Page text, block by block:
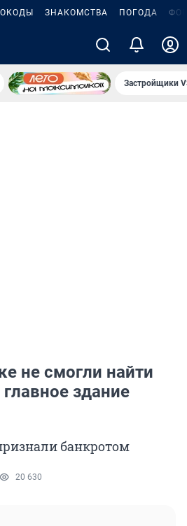
ЗНАКОМСТВА ПОГОДА
Застройщики
не смогли найти
здание
банкротом
20 630